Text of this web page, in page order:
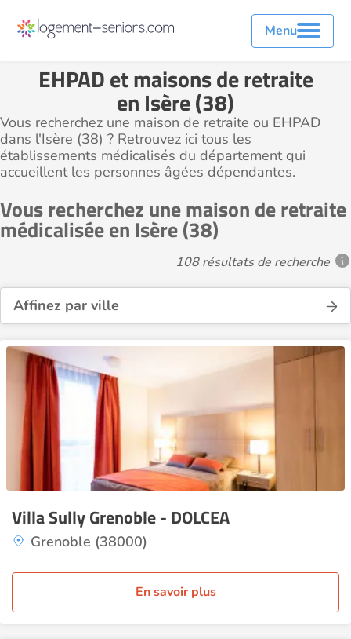
Menu
EHPAD et maisons de retraite
en Isère (38)
Vous recherchez une maison de retraite ou EHPAD
dans l'Isère (38) ? Retrouvez ici tous les
établissements médicalisés du département qui
accueillent les personnes âgées dépendantes.
Vous recherchez une maison de retraite
médicalisée en Isère (38)
108 résultats de recherche
Affinez par ville
Villa Sully Grenoble - DOLCEA
Grenoble (38000)
En savoir plus